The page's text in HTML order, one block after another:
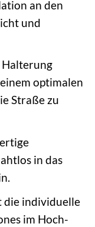
an den
und
Halterung
optimalen
Straße zu
in das
die individuelle
im Hoch-